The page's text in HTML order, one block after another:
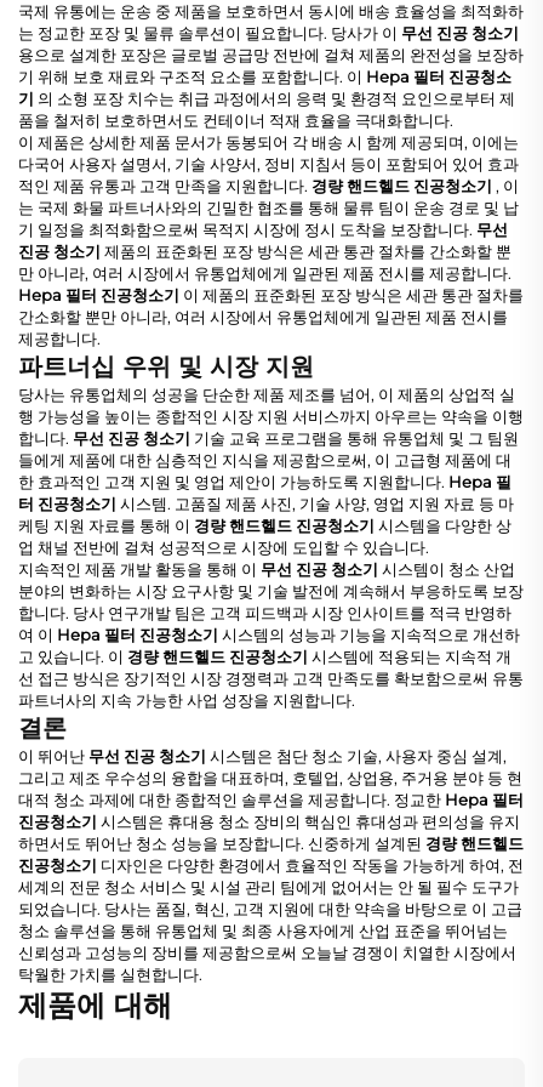
국제 유통에는 운송 중 제품을 보호하면서 동시에 배송 효율성을 최적화하
는 정교한 포장 및 물류 솔루션이 필요합니다. 당사가 이 무선 진공 청소기
용으로 설계한 포장은 글로벌 공급망 전반에 걸쳐 제품의 완전성을 보장하
기 위해 보호 재료와 구조적 요소를 포함합니다. 이 Hepa 필터 진공청소
기 의 소형 포장 치수는 취급 과정에서의 응력 및 환경적 요인으로부터 제
품을 철저히 보호하면서도 컨테이너 적재 효율을 극대화합니다.
이 제품은 상세한 제품 문서가 동봉되어 각 배송 시 함께 제공되며, 이에는
다국어 사용자 설명서, 기술 사양서, 정비 지침서 등이 포함되어 있어 효과
적인 제품 유통과 고객 만족을 지원합니다. 경량 핸드헬드 진공청소기 , 이
는 국제 화물 파트너사와의 긴밀한 협조를 통해 물류 팀이 운송 경로 및 납
기 일정을 최적화함으로써 목적지 시장에 정시 도착을 보장합니다. 무선
진공 청소기 제품의 표준화된 포장 방식은 세관 통관 절차를 간소화할 뿐
만 아니라, 여러 시장에서 유통업체에게 일관된 제품 전시를 제공합니다.
Hepa 필터 진공청소기 이 제품의 표준화된 포장 방식은 세관 통관 절차를
간소화할 뿐만 아니라, 여러 시장에서 유통업체에게 일관된 제품 전시를
제공합니다.
파트너십 우위 및 시장 지원
당사는 유통업체의 성공을 단순한 제품 제조를 넘어, 이 제품의 상업적 실
행 가능성을 높이는 종합적인 시장 지원 서비스까지 아우르는 약속을 이행
합니다. 무선 진공 청소기 기술 교육 프로그램을 통해 유통업체 및 그 팀원
들에게 제품에 대한 심층적인 지식을 제공함으로써, 이 고급형 제품에 대
한 효과적인 고객 지원 및 영업 제안이 가능하도록 지원합니다. Hepa 필
터 진공청소기 시스템. 고품질 제품 사진, 기술 사양, 영업 지원 자료 등 마
케팅 지원 자료를 통해 이 경량 핸드헬드 진공청소기 시스템을 다양한 상
업 채널 전반에 걸쳐 성공적으로 시장에 도입할 수 있습니다.
지속적인 제품 개발 활동을 통해 이 무선 진공 청소기 시스템이 청소 산업
분야의 변화하는 시장 요구사항 및 기술 발전에 계속해서 부응하도록 보장
합니다. 당사 연구개발 팀은 고객 피드백과 시장 인사이트를 적극 반영하
여 이 Hepa 필터 진공청소기 시스템의 성능과 기능을 지속적으로 개선하
고 있습니다. 이 경량 핸드헬드 진공청소기 시스템에 적용되는 지속적 개
선 접근 방식은 장기적인 시장 경쟁력과 고객 만족도를 확보함으로써 유통
파트너사의 지속 가능한 사업 성장을 지원합니다.
결론
이 뛰어난 무선 진공 청소기 시스템은 첨단 청소 기술, 사용자 중심 설계,
그리고 제조 우수성의 융합을 대표하며, 호텔업, 상업용, 주거용 분야 등 현
대적 청소 과제에 대한 종합적인 솔루션을 제공합니다. 정교한 Hepa 필터
진공청소기 시스템은 휴대용 청소 장비의 핵심인 휴대성과 편의성을 유지
하면서도 뛰어난 청소 성능을 보장합니다. 신중하게 설계된 경량 핸드헬드
진공청소기 디자인은 다양한 환경에서 효율적인 작동을 가능하게 하여, 전
세계의 전문 청소 서비스 및 시설 관리 팀에게 없어서는 안 될 필수 도구가
되었습니다. 당사는 품질, 혁신, 고객 지원에 대한 약속을 바탕으로 이 고급
청소 솔루션을 통해 유통업체 및 최종 사용자에게 산업 표준을 뛰어넘는
신뢰성과 고성능의 장비를 제공함으로써 오늘날 경쟁이 치열한 시장에서
탁월한 가치를 실현합니다.
제품에 대해